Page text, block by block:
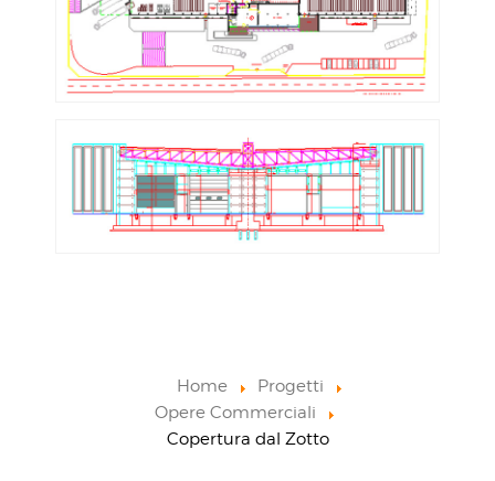
Home
Progetti
Opere Commerciali
Copertura dal Zotto